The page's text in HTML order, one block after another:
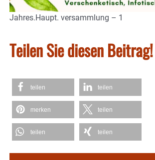
Jahres.Haupt. versammlung – 1
Teilen Sie diesen Beitrag!
teilen teilen
merken teilen
teilen teilen